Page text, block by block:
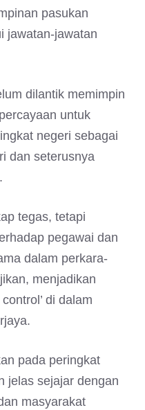
pasukan
jawatan-jawatan
dilantik memimpin
untuk
negeri sebagai
dan seterusnya
tegas, tetapi
pegawai dan
dalam perkara-
menjadikan
di dalam
pada peringkat
jelas sejajar dengan
masyarakat